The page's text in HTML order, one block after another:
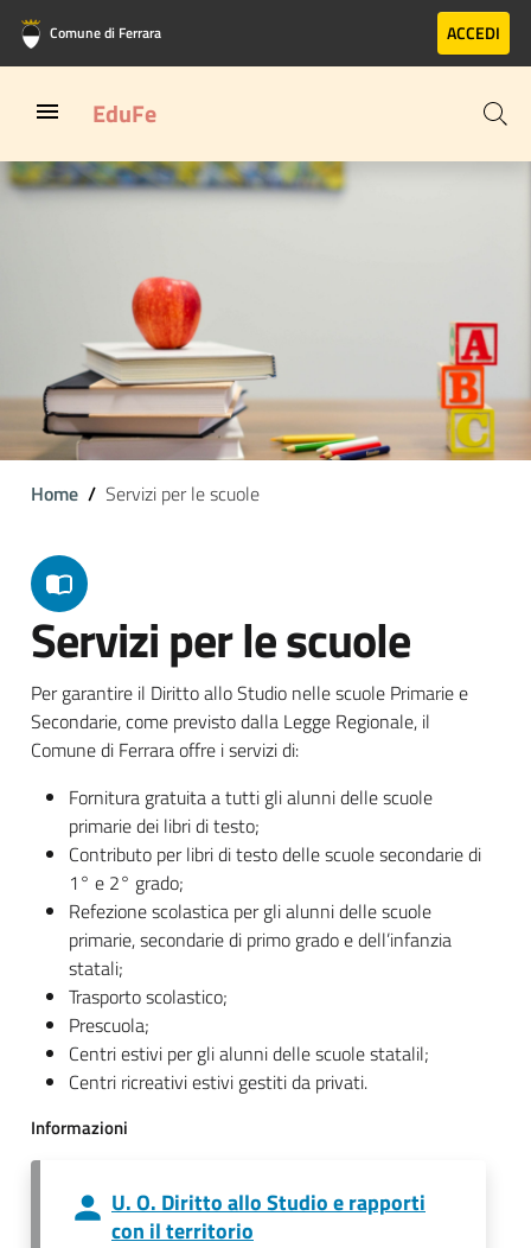
Vai al contenuto principale
Vai al footer
Comune di Ferrara ACCEDI
EduFe
Home Servizi per le scuole
Servizi per le scuole
Per garantire il Diritto allo Studio nelle scuole Primarie e
Secondarie, come previsto dalla Legge Regionale, il
Comune di Ferrara offre i servizi di:
Fornitura gratuita a tutti gli alunni delle scuole
primarie dei libri di testo;
Contributo per libri di testo delle scuole secondarie di
1° e 2° grado;
Refezione scolastica per gli alunni delle scuole
primarie, secondarie di primo grado e dell’infanzia
statali;
Trasporto scolastico;
Prescuola;
Centri estivi per gli alunni delle scuole statalil;
Centri ricreativi estivi gestiti da privati.
Informazioni
U. O. Diritto allo Studio e rapporti
con il territorio